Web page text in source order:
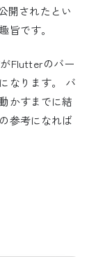
開されたとい
旨です。
Flutterのバー
なります。 バ
かすまでに結
参考になれば